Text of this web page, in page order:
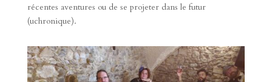
récentes aventures ou de se projeter dans le futur
(uchronique).